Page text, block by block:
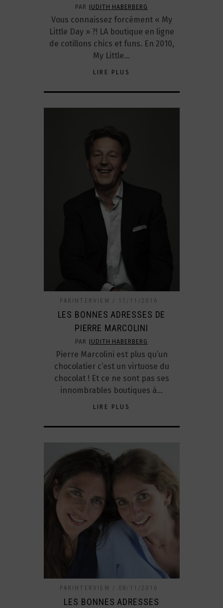
PAR JUDITH HABERBERG
Vous connaissez forcément « My
Little Day » ?! LA boutique en ligne
de cotillons chics et funs. En 2010,
My Little…
LIRE PLUS
PARINTERVIEW 17/11/2016
LES BONNES ADRESSES DE
PIERRE MARCOLINI
PAR JUDITH HABERBERG
Pierre Marcolini est plus qu’un
chocolatier c’est un virtuose du
chocolat ! Et ce ne sont pas ses
innombrables boutiques à…
LIRE PLUS
PARINTERVIEW 08/11/2016
LES BONNES ADRESSES